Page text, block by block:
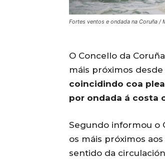
Fortes ventos e ondada na Coruña /
O Concello da
máis próximos desde
coincidindo coa
por ondada á costa
Segundo informou o
os máis próximos
sentido da